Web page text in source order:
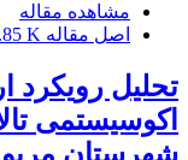
مشاهده مقاله
اصل مقاله K
تحلیل رویکرد
اکوسیستمی